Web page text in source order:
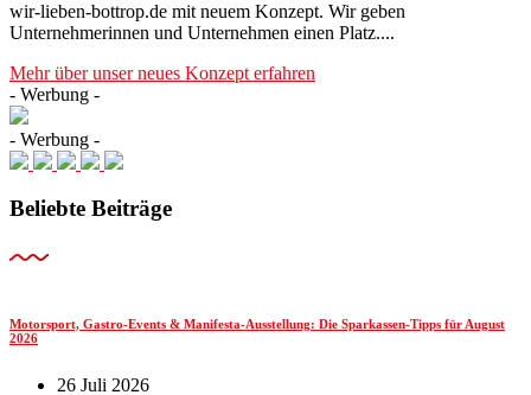
wir-lieben-bottrop.de mit neuem Konzept. Wir geben
Unternehmerinnen und Unternehmen einen Platz....
Mehr über unser neues Konzept erfahren
- Werbung -
- Werbung -
Beliebte Beiträge
Motorsport, Gastro-Events & Manifesta-Ausstellung: Die Sparkassen-Tipps für August
2026
26 Juli 2026